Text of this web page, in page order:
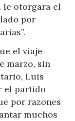
le otorgara el
por
el viaje
marzo, sin
Luis
el partido
por razones
muchos